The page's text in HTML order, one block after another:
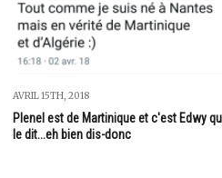
AVRIL 15TH, 2018
Plenel est de Martinique et c'est Edwy
le dit...eh bien dis-donc